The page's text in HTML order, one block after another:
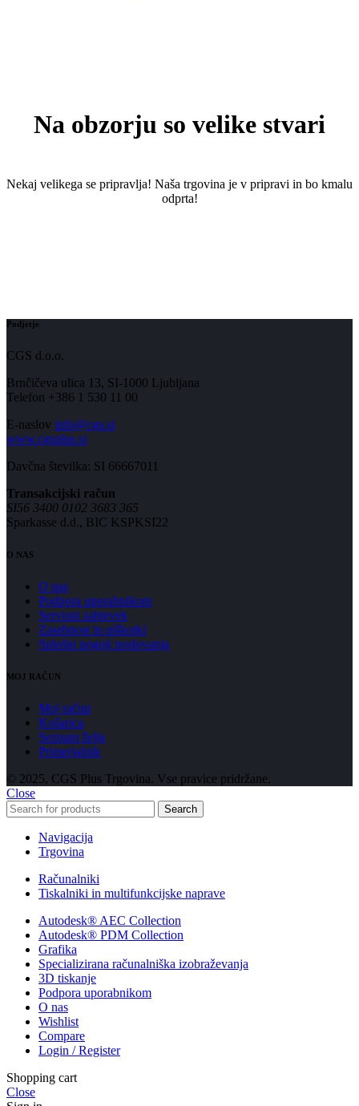
Na obzorju so velike stvari
Nekaj ​​velikega se pripravlja! Naša trgovina je v pripravi in ​​bo kmalu
odprta!
Podjetje
CGS d.o.o.
Brnčičeva ulica 13, SI-1000 Ljubljana
Telefon +386 1 530 11 00
E-naslov info@cgs.si
www.cgsplus.si
Davčna številka: SI 66667011
Transakcijski račun
SI56 3400 0102 3683 365
Sparkasse d.d., BIC KSPKSI22
O NAS
O nas
Podpora uporabnikom
Servisni zahtevek
Zasebnost in piškotki
Splošni pogoji poslovanja
MOJ RAČUN
Moj račun
Košarica
Seznam želja
Primerjalnik
© 2025, CGS Plus Trgovina. Vse pravice pridržane.
Close
Search
Navigacija
Trgovina
Računalniki
Tiskalniki in multifunkcijske naprave
Autodesk® AEC Collection
Autodesk® PDM Collection
Grafika
Specializirana računalniška izobraževanja
3D tiskanje
Podpora uporabnikom
O nas
Wishlist
Compare
Login / Register
Shopping cart
Close